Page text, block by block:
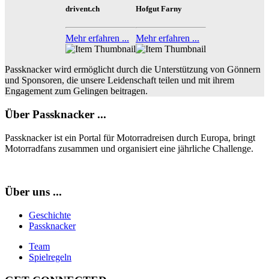
drivent.ch
Mehr erfahren ...
Hofgut Farny
Mehr erfahren ...
Passknacker wird ermöglicht durch die Unterstützung von Gönnern
und Sponsoren, die unsere Leidenschaft teilen und mit ihrem
Engagement zum Gelingen beitragen.
Über Passknacker ...
Passknacker ist ein Portal für Motorradreisen durch Europa, bringt
Motorradfans zusammen und organisiert eine jährliche Challenge.
Über uns ...
Geschichte
Passknacker
Team
Spielregeln